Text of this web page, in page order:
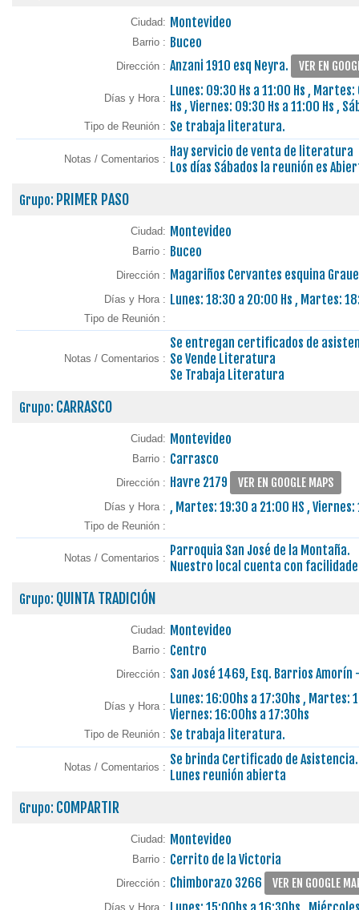
Ciudad: Montevideo
Barrio : Buceo
Dirección : Anzani 1910 esq Neyra. VER EN
Días y Hora : Lunes: 09:30 Hs a 11:00 Hs ,
Hs , Viernes: 09:30 Hs a 11:00 Hs ,
Tipo de Reunión : Se trabaja literatura.
Notas / Comentarios : Hay servicio de venta de literatura
Los días Sábados la reunión es
Grupo: PRIMER PASO
Ciudad: Montevideo
Barrio : Buceo
Dirección : Magariños Cervantes esquina
Días y Hora : Lunes: 18:30 a 20:00 Hs , Martes:
Tipo de Reunión :
Notas / Comentarios :
Se entregan certificados de
Se Vende Literatura
Se Trabaja Literatura
Grupo: CARRASCO
Ciudad: Montevideo
Barrio : Carrasco
Dirección : Havre 2179 VER EN GOOGLE MAPS
Días y Hora : , Martes: 19:30 a 21:00 HS , Viernes:
Tipo de Reunión :
Notas / Comentarios : Parroquia San José de la Montaña.
Nuestro local cuenta con
Grupo: QUINTA TRADICIÓN
Ciudad: Montevideo
Barrio : Centro
Dirección : San José 1469, Esq. Barrios
Días y Hora : Lunes: 16:00hs a 17:30hs , Martes:
Viernes: 16:00hs a 17:30hs
Tipo de Reunión : Se trabaja literatura.
Notas / Comentarios : Se brinda Certificado de Asistencia.
Lunes reunión abierta
Grupo: COMPARTIR
Ciudad: Montevideo
Barrio : Cerrito de la Victoria
Dirección : Chimborazo 3266 VER EN GOOGLE
Días y Hora :